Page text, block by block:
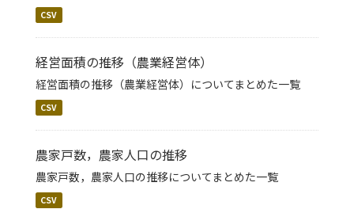
CSV
経営面積の推移（農業経営体）
経営面積の推移（農業経営体）についてまとめた一覧
CSV
農家戸数，農家人口の推移
農家戸数，農家人口の推移についてまとめた一覧
CSV